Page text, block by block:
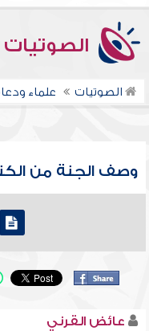
الصوتيات
الصوتيات علماء
وصف الجنة من
عائض القرني